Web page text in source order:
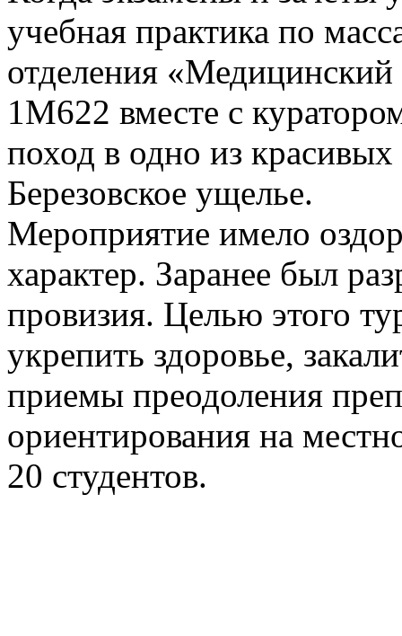
учебная практика по
отделения
1М622 вместе с
поход в одно из
Березовское ущелье.
Мероприятие имело
характер. Заранее был
провизия. Целью этого
укрепить здоровье,
приемы преодоления
ориентирования на
20 студентов.